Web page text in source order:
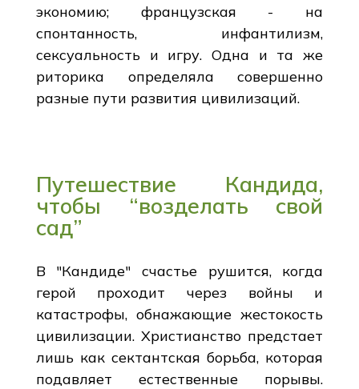
экономию; французская - на
спонтанность, инфантилизм,
сексуальность и игру. Одна и та же
риторика определяла совершенно
разные пути развития цивилизаций.
Путешествие Кандида,
чтобы “возделать свой
сад”
В "Кандиде" счастье рушится, когда
герой проходит через войны и
катастрофы, обнажающие жестокость
цивилизации. Христианство предстает
лишь как сектантская борьба, которая
подавляет естественные порывы.